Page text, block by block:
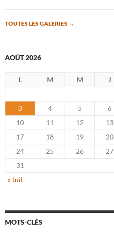
TOUTES LES GALERIES →
AOÛT 2026
L M M J
3
4 5 6
10
11 12 13
17
18 19 20
24
25 26 27
31
« Juil
MOTS-CLÉS